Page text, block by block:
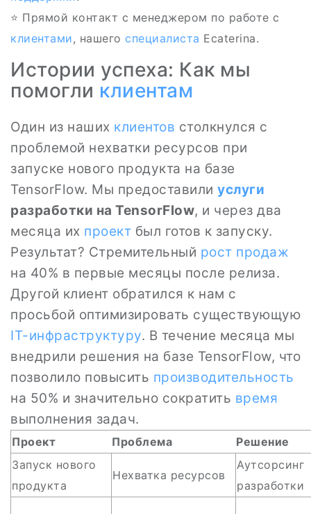
⭐ Прямой контакт с менеджером по работе с
клиентами, нашего специалиста Ecaterina.
Истории успеха: Как мы
помогли клиентам
Один из наших клиентов столкнулся с
проблемой нехватки ресурсов при
запуске нового продукта на базе
TensorFlow. Мы предоставили услуги
разработки на TensorFlow, и через два
месяца их проект был готов к запуску.
Результат? Стремительный рост продаж
на 40% в первые месяцы после релиза.
Другой клиент обратился к нам с
просьбой оптимизировать существующую
IT-инфраструктуру. В течение месяца мы
внедрили решения на базе TensorFlow, что
позволило повысить производительность
на 50% и значительно сократить время
выполнения задач.
Проект Проблема
Решение
Запуск нового
продукта
Нехватка ресурсов
Аутсорсинг
разработки